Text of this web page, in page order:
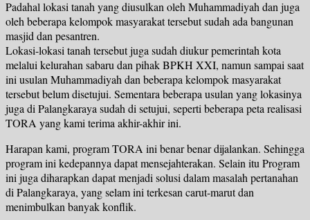
Padahal lokasi tanah yang diusulkan oleh Muhammadiyah dan juga
oleh beberapa kelompok masyarakat tersebut sudah ada bangunan
masjid dan pesantren.
Lokasi-lokasi tanah tersebut juga sudah diukur pemerintah kota
melalui kelurahan sabaru dan pihak BPKH XXI, namun sampai saat
ini usulan Muhammadiyah dan beberapa kelompok masyarakat
tersebut belum disetujui. Sementara beberapa usulan yang lokasinya
juga di Palangkaraya sudah di setujui, seperti beberapa peta realisasi
TORA yang kami terima akhir-akhir ini.
Harapan kami, program TORA ini benar benar dijalankan. Sehingga
program ini kedepannya dapat mensejahterakan. Selain itu Program
ini juga diharapkan dapat menjadi solusi dalam masalah pertanahan
di Palangkaraya, yang selam ini terkesan carut-marut dan
menimbulkan banyak konflik.